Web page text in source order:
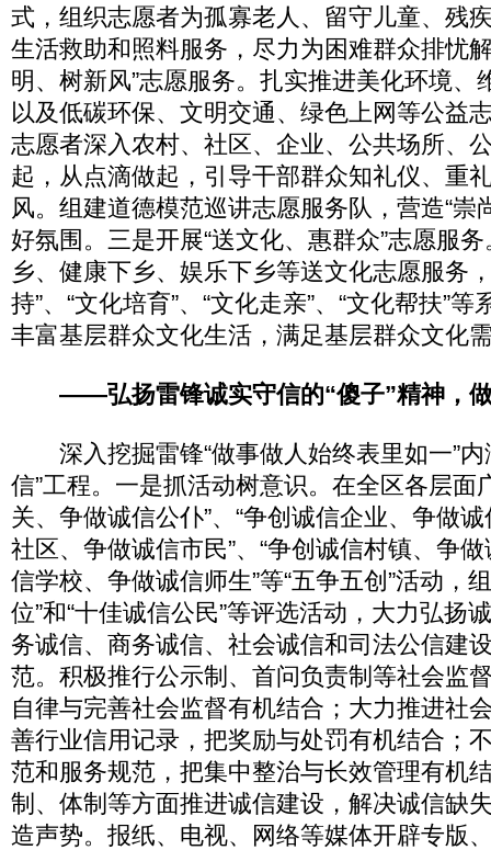
式，组织志愿者为孤寡老人、留守儿童、残
生活救助和照料服务，尽力为困难群众排忧
明、树新风”志愿服务。扎实推进美化环境、
以及低碳环保、文明交通、绿色上网等公益
志愿者深入农村、社区、企业、公共场所、
起，从点滴做起，引导干部群众知礼仪、重
风。组建道德模范巡讲志愿服务队，营造“崇
好氛围。三是开展“送文化、惠群众”志愿服
乡、健康下乡、娱乐下乡等送文化志愿服务
持”、“文化培育”、“文化走亲”、“文化帮扶”
丰富基层群众文化生活，满足基层群众文化
——弘扬雷锋诚实守信的“傻子”精神，
深入挖掘雷锋“做事做人始终表里如一”内
信”工程。一是抓活动树意识。在全区各层面
关、争做诚信公仆”、“争创诚信企业、争做诚
社区、争做诚信市民”、“争创诚信村镇、争做
信学校、争做诚信师生”等“五争五创”活动，
位”和“十佳诚信公民”等评选活动，大力弘扬
务诚信、商务诚信、社会诚信和司法公信建
范。积极推行公示制、首问负责制等社会监
自律与完善社会监督有机结合；大力推进社
善行业信用记录，把奖励与处罚有机结合；
范和服务规范，把集中整治与长效管理有机
制、体制等方面推进诚信建设，解决诚信缺
造声势。报纸、电视、网络等媒体开辟专版